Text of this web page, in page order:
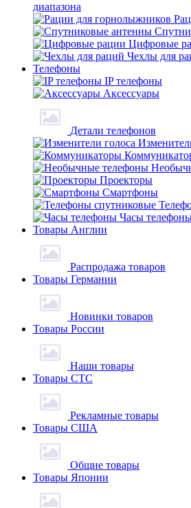
диапазона
Цифровые
Чехлы для
Телефоны
IP телефоны
Аксессуары
Детали телефонов
Проекторы
Смартфоны
Часы
Товары Англии
Распродажа товаров
Товары Германии
Новинки товаров
Товары России
Наши товары
Товары СТС
Рекламные товары
Товары США
Общие товары
Товары Японии